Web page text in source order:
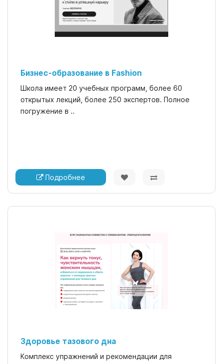
Бизнес-образование в Fashion
Школа имеет 20 учебных программ, более 60
открытых лекций, более 250 экспертов. Полное
погружение в ..
Подробнее
Здоровье тазового дна
Комплекс упражнений и рекомендации для